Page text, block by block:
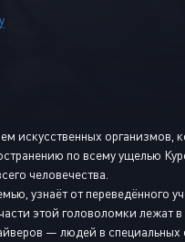
организмов,
по всему ущелью
человечества.
узнаёт от переведённого
этой головоломки лежат
— людей в специальных